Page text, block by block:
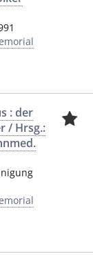
: der
/ Hrsg.: